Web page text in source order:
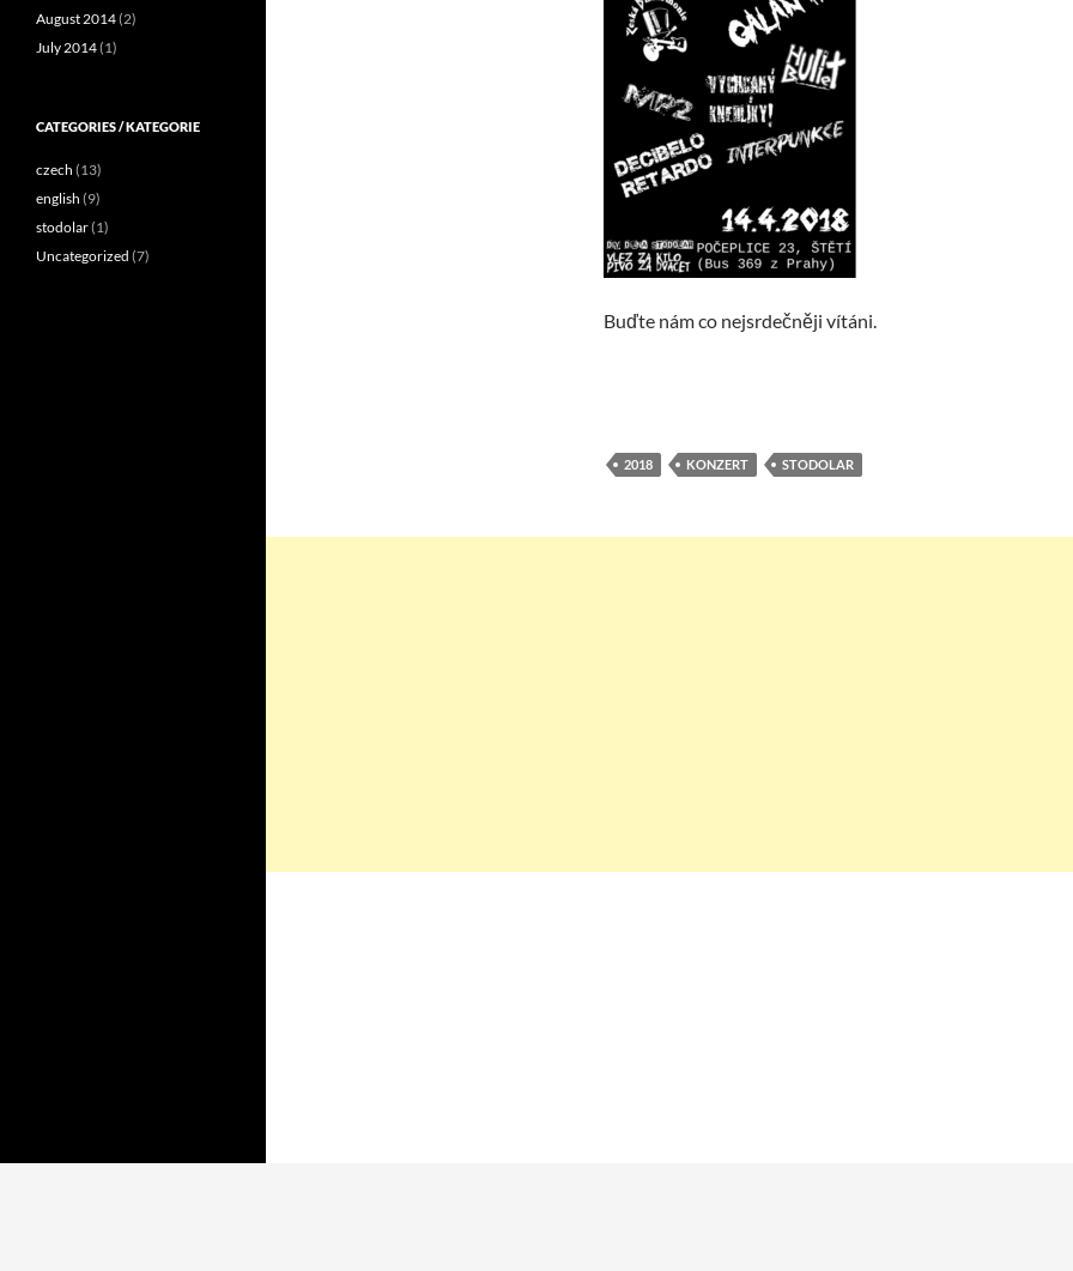
Buďte nám co nejsrdečněji vítáni.
2018 KONZERT STODOLAR
August 2014(2)
July 2014(1)
CATEGORIES / KATEGORIE
czech (13)
english (9)
stodolar(1)
Uncategorized (7)